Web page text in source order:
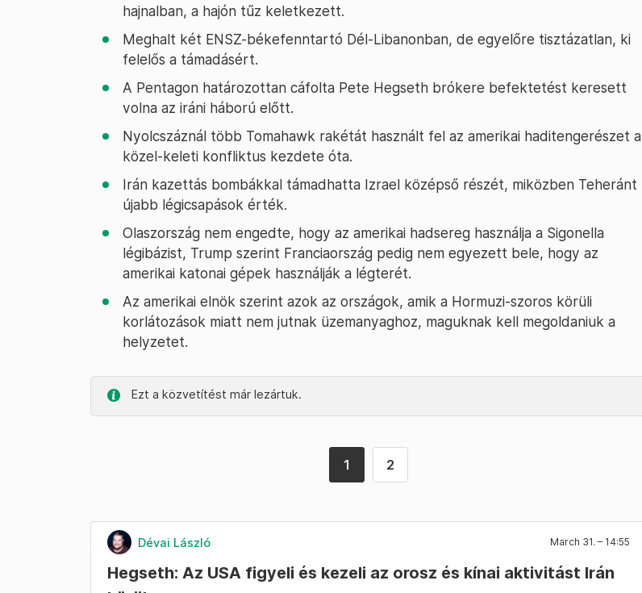
hajnalban, a hajón tűz keletkezett.
Meghalt két ENSZ-békefenntartó Dél-Libanonban, de egyelőre tisztázatlan, ki
felelős a támadásért.
A Pentagon határozottan cáfolta Pete Hegseth brókere befektetést keresett
volna az iráni háború előtt.
Nyolcszáznál több Tomahawk rakétát használt fel az amerikai haditengerészet a
közel-keleti konfliktus kezdete óta.
Irán kazettás bombákkal támadhatta Izrael középső részét, miközben Teheránt
újabb légicsapások érték.
Olaszország nem engedte, hogy az amerikai hadsereg használja a Sigonella
légibázist, Trump szerint Franciaország pedig nem egyezett bele, hogy az
amerikai katonai gépek használják a légterét.
Az amerikai elnök szerint azok az országok, amik a Hormuzi-szoros körüli
korlátozások miatt nem jutnak üzemanyaghoz, maguknak kell megoldaniuk a
helyzetet.
Ezt a közvetítést már lezártuk.
1 2
Dévai László March 31. – 14:55
Hegseth: Az USA figyeli és kezeli az orosz és kínai aktivitást Irán